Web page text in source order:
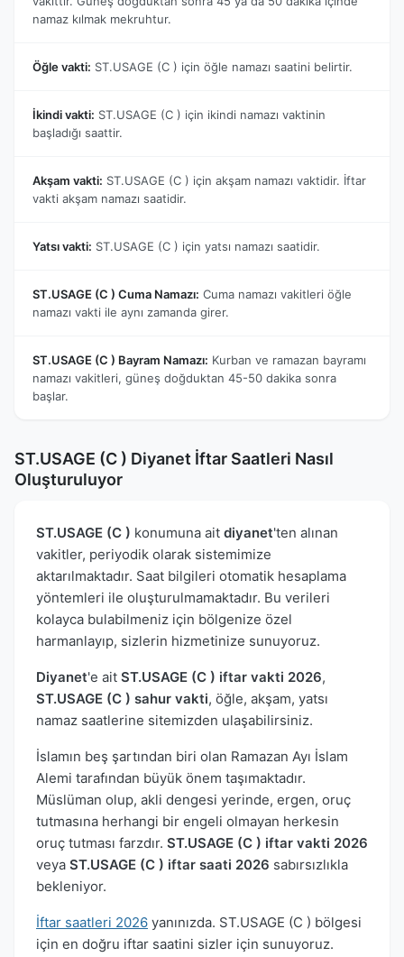
namaz kılmak mekruhtur.
Öğle vakti: ST.USAGE (C ) için öğle namazı saatini belirtir.
İkindi vakti: ST.USAGE (C ) için ikindi namazı vaktinin
başladığı saattir.
Akşam vakti: ST.USAGE (C ) için akşam namazı vaktidir. İftar
vakti akşam namazı saatidir.
Yatsı vakti: ST.USAGE (C ) için yatsı namazı saatidir.
ST.USAGE (C ) Cuma Namazı: Cuma namazı vakitleri öğle
namazı vakti ile aynı zamanda girer.
ST.USAGE (C ) Bayram Namazı: Kurban ve ramazan bayramı
namazı vakitleri, güneş doğduktan 45-50 dakika sonra
başlar.
ST.USAGE (C ) Diyanet İftar Saatleri Nasıl
Oluşturuluyor
ST.USAGE (C ) konumuna ait diyanet'ten alınan
vakitler, periyodik olarak sistemimize
aktarılmaktadır. Saat bilgileri otomatik hesaplama
yöntemleri ile oluşturulmamaktadır. Bu verileri
kolayca bulabilmeniz için bölgenize özel
harmanlayıp, sizlerin hizmetinize sunuyoruz.
Diyanet'e ait ST.USAGE (C ) iftar vakti 2026,
ST.USAGE (C ) sahur vakti, öğle, akşam, yatsı
namaz saatlerine sitemizden ulaşabilirsiniz.
İslamın beş şartından biri olan Ramazan Ayı İslam
Alemi tarafından büyük önem taşımaktadır.
Müslüman olup, akli dengesi yerinde, ergen, oruç
tutmasına herhangi bir engeli olmayan herkesin
oruç tutması farzdır. ST.USAGE (C ) iftar vakti 2026
veya ST.USAGE (C ) iftar saati 2026 sabırsızlıkla
bekleniyor.
İftar saatleri 2026 yanınızda. ST.USAGE (C ) bölgesi
için en doğru iftar saatini sizler için sunuyoruz.